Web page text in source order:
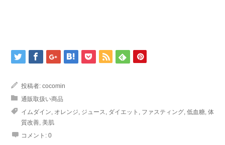
投稿者: cocomin
通販取扱い商品
イムダイン オレンジ ジュース ダイエット ファスティング 低血糖 体
質改善 美肌
コメント: 0